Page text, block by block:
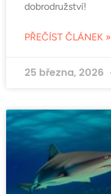
dobrodružství!
PŘEČÍST ČLÁNEK »
25 března, 2026